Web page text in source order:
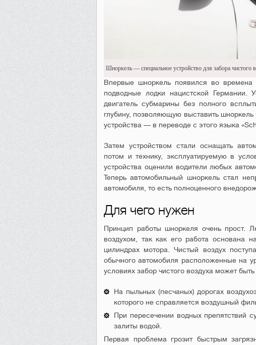
Шноркель — специальное устройство для забора чистого
Впервые шноркель появился во
подводные лодки нацистской Германии.
двигатель субмарины без полного
глубину, позволяющую выставить
устройства — в переводе с этого языка
Затем устройством стали оснащать
потом и технику, эксплуатируемую в
устройства оценили водители любых
Теперь автомобильный шноркель стал
автомобиля, то есть полноценного
Для чего нужен
Принцип работы шноркеля очень прост.
воздухом, так как его работа основана
цилиндрах мотора. Чистый воздух
обычного автомобиля расположенные на
условиях забор чистого воздуха может
На пыльных (песчаных) дорогах
которого не справляется воздушный
При пересечении водных препятствий
залиты водой.
Первая проблема грозит быстрым